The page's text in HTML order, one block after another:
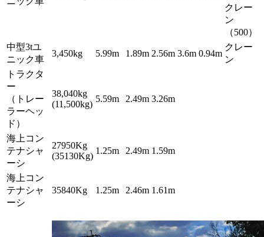
クレー
ン
（500）
中型3tユ
ニック車
3,450kg 5.99m 1.89m 2.56m 3.6m 0.94m
クレー
ン
トラクタ
ー
（トレー
ラーヘッ
ド）
38,040kg
(11,500kg)
5.59m 2.49m 3.26m
海上コン
テナシャ
ーシ
27950Kg
(35130Kg)
1.25m 2.49m 1.59m
海上コン
テナシャ
ーシ
35840Kg 1.25m 2.46m 1.61m